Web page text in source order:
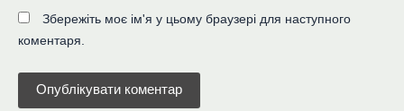
Збережіть моє ім'я у цьому браузері для наступного
коментаря.